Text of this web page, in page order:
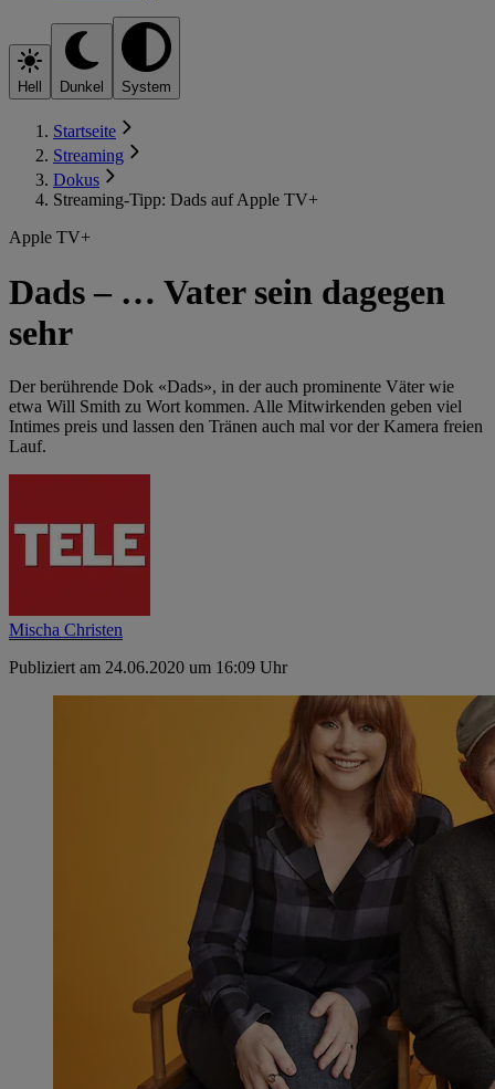
Hell Dunkel System
Startseite
Streaming
Dokus
Streaming-Tipp: Dads auf Apple TV+
Apple TV+
Dads – … Vater sein dagegen
sehr
Der berührende Dok «Dads», in der auch prominente Väter wie
etwa Will Smith zu Wort kommen. Alle Mitwirkenden geben viel
Intimes preis und lassen den Tränen auch mal vor der Kamera freien
Lauf.
Mischa Christen
Publiziert am 24.06.2020 um 16:09 Uhr